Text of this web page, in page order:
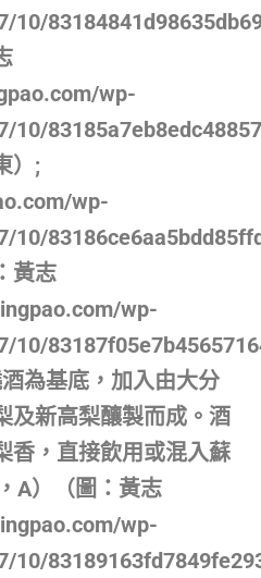
10/
wp-
10/
）;
wp-
10/
黃志
wp-
10/
為基底，加入由大分
及新高梨釀製而成。酒
香，直接飲用或混入蘇
A）（圖：黃志
wp-
10/